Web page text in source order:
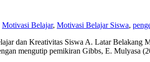
Motivasi Belajar, Motivasi Belajar Siswa,
dan Kreativitas Siswa A. Latar Belakang
mengutip pemikiran Gibbs, E. Mulyasa